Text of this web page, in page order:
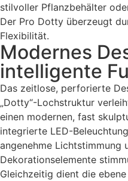
stilvoller Pflanzbehälter
Der Pro Dotty überzeugt
Flexibilität.
Modernes
intelligente
Das zeitlose, perforierte
„Dotty“-Lochstruktur
einen modernen, fast
integrierte LED-
angenehme Lichtstimmung
Dekorationselemente
Gleichzeitig dient die